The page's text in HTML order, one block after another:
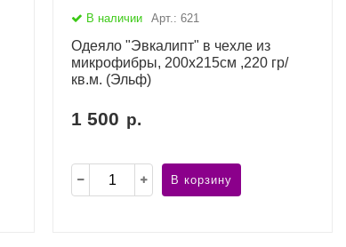
В наличии Арт.: 621
Одеяло "Эвкалипт" в чехле из
микрофибры, 200х215см ,220 гр/
кв.м. (Эльф)
1 500 р.
В корзину